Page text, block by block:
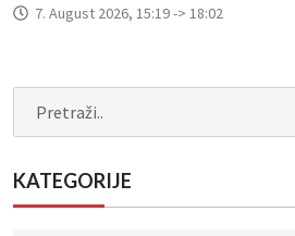
7. August 2026, 15:19 -> 18:02
KATEGORIJE